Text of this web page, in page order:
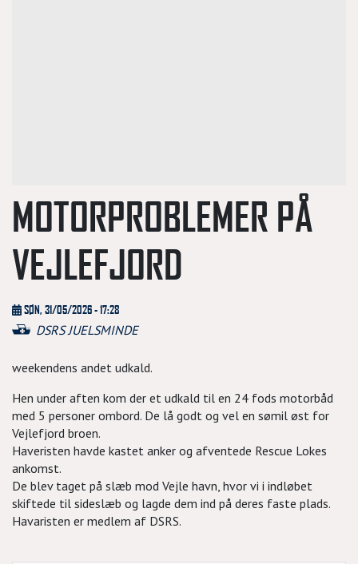
MOTORPROBLEMER PÅ
VEJLEFJORD
SØN, 31/05/2026 - 17:28
DSRS JUELSMINDE
weekendens andet udkald.
Hen under aften kom der et udkald til en 24 fods motorbåd
med 5 personer ombord. De lå godt og vel en sømil øst for
Vejlefjord broen.
Haveristen havde kastet anker og afventede Rescue Lokes
ankomst.
De blev taget på slæb mod Vejle havn, hvor vi i indløbet
skiftede til sideslæb og lagde dem ind på deres faste plads.
Havaristen er medlem af DSRS.